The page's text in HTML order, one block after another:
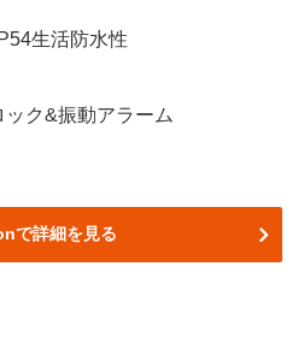
生活防水性
ク&振動アラーム
で詳細を見る